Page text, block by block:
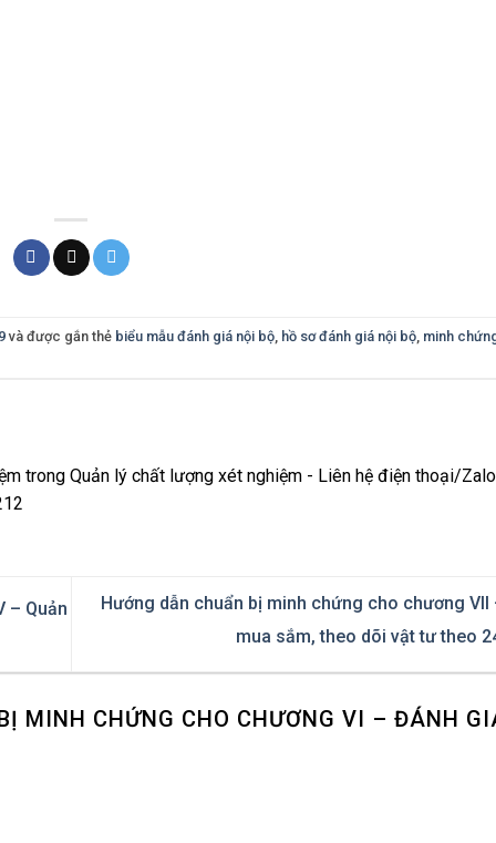
và được gắn thẻ biểu mẫu đánh giá nội bộ hồ sơ đánh giá nội bộ minh
trong Quản lý chất lượng xét nghiệm - Liên hệ điện thoại/
– Quản
Hướng dẫn chuẩn bị minh chứng cho chương VII
mua sắm, theo dõi vật tư theo
MINH CHỨNG CHO CHƯƠNG VI – ĐÁNH